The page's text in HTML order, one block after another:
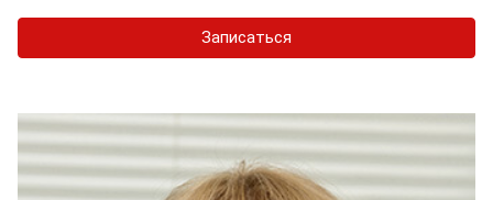
Записаться